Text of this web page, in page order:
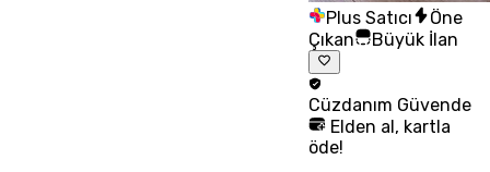
Plus Satıcı
Öne
Çıkan
Büyük İlan
Cüzdanım Güvende
Elden al, kartla
öde!